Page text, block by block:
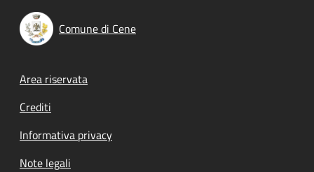
Comune di Cene
Footer menu
Area riservata
Crediti
Informativa privacy
Note legali